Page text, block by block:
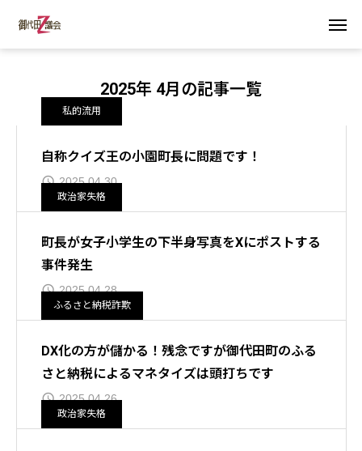
2025年 4月の記事一覧
私的流用
自称クイズ王の小園町長に問題です！
2025.04.30
政治家失格
町長が女子小学生の下半身写真をXにポストする
事件発生
2025.04.28
ふるさと納税詐欺
DX化の方が儲かる！残念ですが御代田町のふる
さと納税によるマネタイズは頭打ちです
2025.04.26
政治家失格